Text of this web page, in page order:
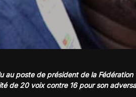
au poste de président de la Fédération
de 20 voix contre 16 pour son